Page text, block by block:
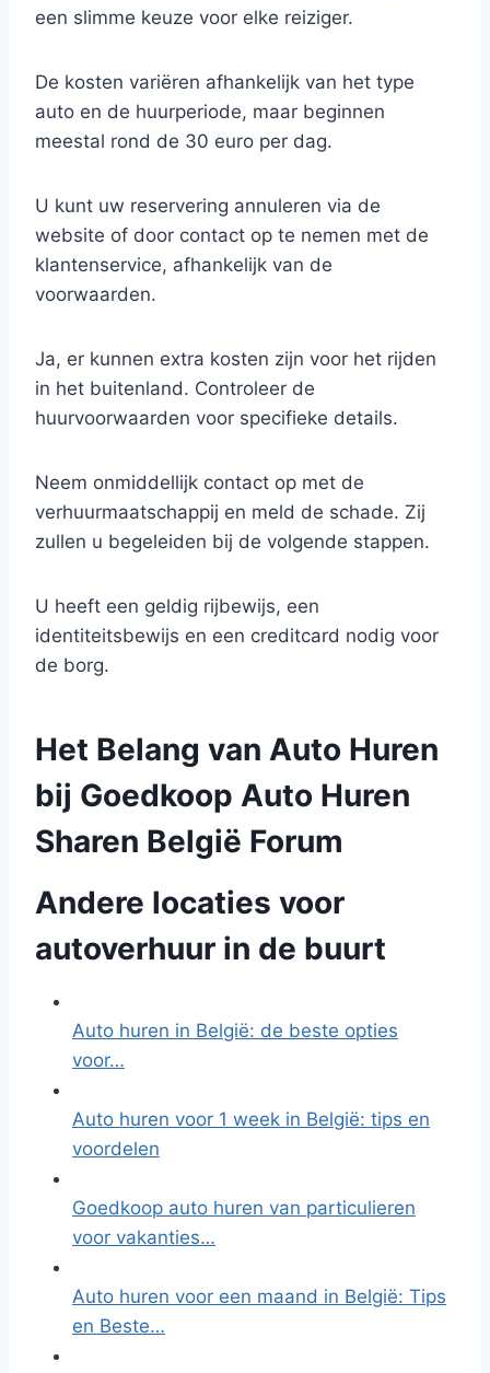
een slimme keuze voor elke reiziger.
De kosten variëren afhankelijk van het type
auto en de huurperiode, maar beginnen
meestal rond de 30 euro per dag.
U kunt uw reservering annuleren via de
website of door contact op te nemen met de
klantenservice, afhankelijk van de
voorwaarden.
Ja, er kunnen extra kosten zijn voor het rijden
in het buitenland. Controleer de
huurvoorwaarden voor specifieke details.
Neem onmiddellijk contact op met de
verhuurmaatschappij en meld de schade. Zij
zullen u begeleiden bij de volgende stappen.
U heeft een geldig rijbewijs, een
identiteitsbewijs en een creditcard nodig voor
de borg.
Het Belang van Auto Huren
bij Goedkoop Auto Huren
Sharen België Forum
Andere locaties voor
autoverhuur in de buurt
Auto huren in België: de beste opties
voor…
Auto huren voor 1 week in België: tips en
voordelen
Goedkoop auto huren van particulieren
voor vakanties…
Auto huren voor een maand in België: Tips
en Beste…